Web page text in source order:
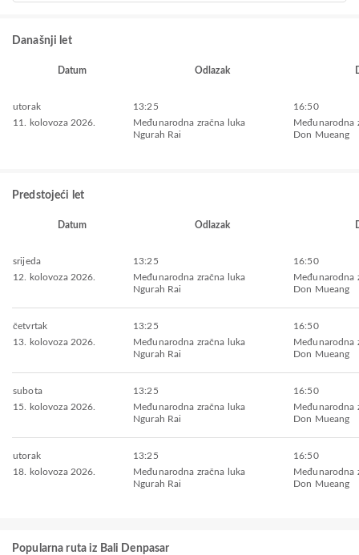
Današnji let
Datum Odlazak
utorak
11. kolovoza 2026.
13:25
Međunarodna zračna luka
Ngurah Rai
16:50
Međunarodna
Don Mueang
Predstojeći let
Datum Odlazak
srijeda
12. kolovoza 2026.
13:25
Međunarodna zračna luka
Ngurah Rai
16:50
Međunarodna
Don Mueang
četvrtak
13. kolovoza 2026.
13:25
Međunarodna zračna luka
Ngurah Rai
16:50
Međunarodna
Don Mueang
subota
15. kolovoza 2026.
13:25
Međunarodna zračna luka
Ngurah Rai
16:50
Međunarodna
Don Mueang
utorak
18. kolovoza 2026.
13:25
Međunarodna zračna luka
Ngurah Rai
16:50
Međunarodna
Don Mueang
Popularna ruta iz Bali Denpasar